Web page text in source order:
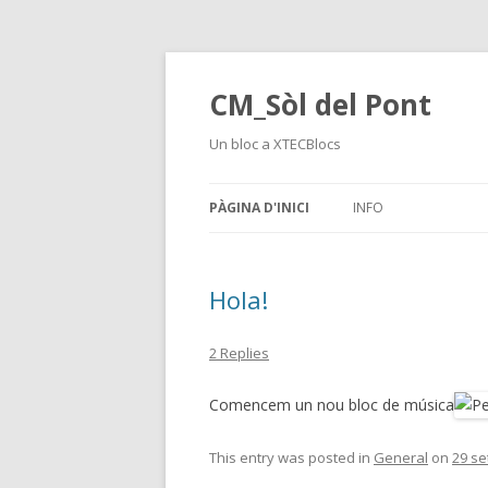
CM_Sòl del Pont
Un bloc a XTECBlocs
PÀGINA D'INICI INFO
Hola!
2 Replies
Comencem un nou bloc de música
This entry was posted in General on 29